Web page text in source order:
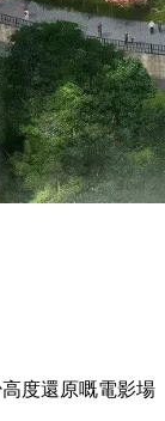
度還原嘅電影場